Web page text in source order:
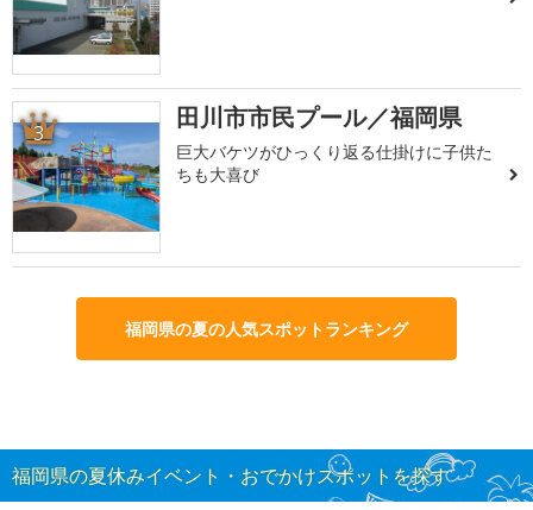
3 田川市市民プール／福岡県
巨大バケツがひっくり返る仕掛けに子供た
ちも大喜び
福岡県の夏の人気スポットランキング
福岡県の夏休みイベント・おでかけスポットを探す